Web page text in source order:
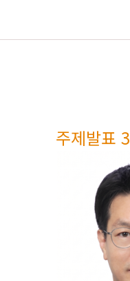
주제발표 3